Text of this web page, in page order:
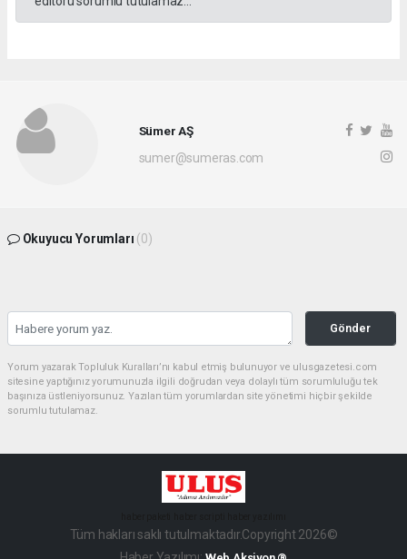
Sümer AŞ
sumer@sumeras.com
Okuyucu Yorumları (0)
Gönder
Yorum yazarak Topluluk Kuralları’nı kabul etmiş bulunuyor ve ulusgazetesi.com
sitesine yaptığınız yorumunuzla ilgili doğrudan veya dolaylı tüm sorumluluğu tek
başınıza üstleniyorsunuz. Yazılan tüm yorumlardan site yönetimi hiçbir şekilde
sorumlu tutulamaz.
Tüm hakları saklı tutulmaktadır.Copyright 2026©